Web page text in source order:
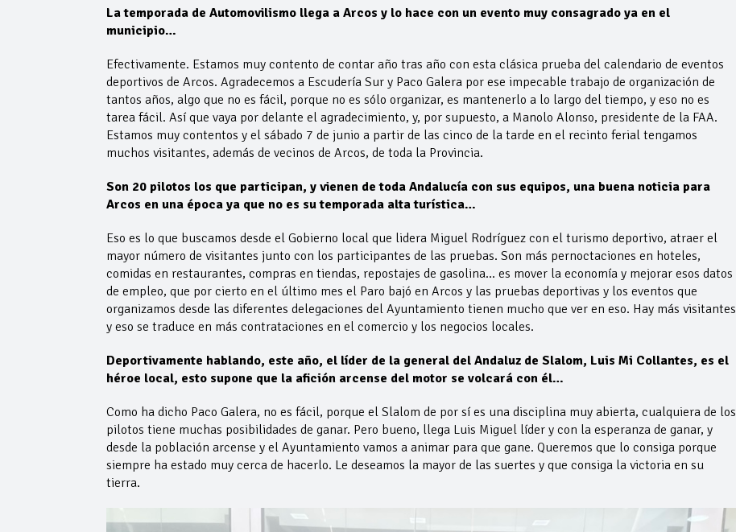
La temporada de Automovilismo llega a Arcos y lo hace con un evento muy consagrado ya en el
municipio…
Efectivamente. Estamos muy contento de contar año tras año con esta clásica prueba del calendario de eventos
deportivos de Arcos. Agradecemos a Escudería Sur y Paco Galera por ese impecable trabajo de organización de
tantos años, algo que no es fácil, porque no es sólo organizar, es mantenerlo a lo largo del tiempo, y eso no es
tarea fácil. Así que vaya por delante el agradecimiento, y, por supuesto, a Manolo Alonso, presidente de la FAA.
Estamos muy contentos y el sábado 7 de junio a partir de las cinco de la tarde en el recinto ferial tengamos
muchos visitantes, además de vecinos de Arcos, de toda la Provincia.
Son 20 pilotos los que participan, y vienen de toda Andalucía con sus equipos, una buena noticia para
Arcos en una época ya que no es su temporada alta turística…
Eso es lo que buscamos desde el Gobierno local que lidera Miguel Rodríguez con el turismo deportivo, atraer el
mayor número de visitantes junto con los participantes de las pruebas. Son más pernoctaciones en hoteles,
comidas en restaurantes, compras en tiendas, repostajes de gasolina… es mover la economía y mejorar esos datos
de empleo, que por cierto en el último mes el Paro bajó en Arcos y las pruebas deportivas y los eventos que
organizamos desde las diferentes delegaciones del Ayuntamiento tienen mucho que ver en eso. Hay más visitantes
y eso se traduce en más contrataciones en el comercio y los negocios locales.
Deportivamente hablando, este año, el líder de la general del Andaluz de Slalom, Luis Mi Collantes, es el
héroe local, esto supone que la afición arcense del motor se volcará con él…
Como ha dicho Paco Galera, no es fácil, porque el Slalom de por sí es una disciplina muy abierta, cualquiera de los
pilotos tiene muchas posibilidades de ganar. Pero bueno, llega Luis Miguel líder y con la esperanza de ganar, y
desde la población arcense y el Ayuntamiento vamos a animar para que gane. Queremos que lo consiga porque
siempre ha estado muy cerca de hacerlo. Le deseamos la mayor de las suertes y que consiga la victoria en su
tierra.